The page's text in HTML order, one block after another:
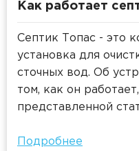
фильтрационных
автоматически
электродвигатель.
продвигаются по
или вертикальном
Как работает
Септик Топас - это
установка для
сточных вод. Об
том, как он
представленной
Подробнее